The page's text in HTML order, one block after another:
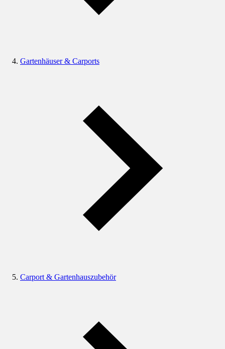
Gartenhäuser & Carports
Carport & Gartenhauszubehör